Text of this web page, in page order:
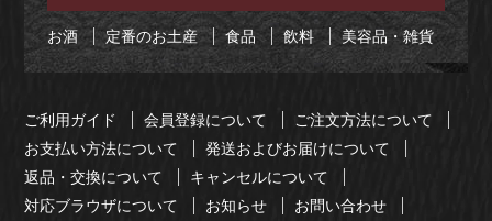
お酒 定番のお土産 食品 飲料 美容品・雑貨
ご利用ガイド 会員登録について
ご注文方法について
お支払い方法について
発送およびお届けについて
返品・交換について
キャンセルについて
対応ブラウザについて
お知らせ
お問い合わせ